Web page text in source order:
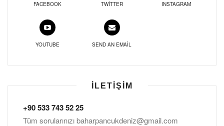
FACEBOOK TWITTER INSTAGRAM
YOUTUBE SEND AN EMAIL
İLETIŞIM
+90 533 743 52 25
Tüm sorularınızıbaharpancukdeniz@gmail.com